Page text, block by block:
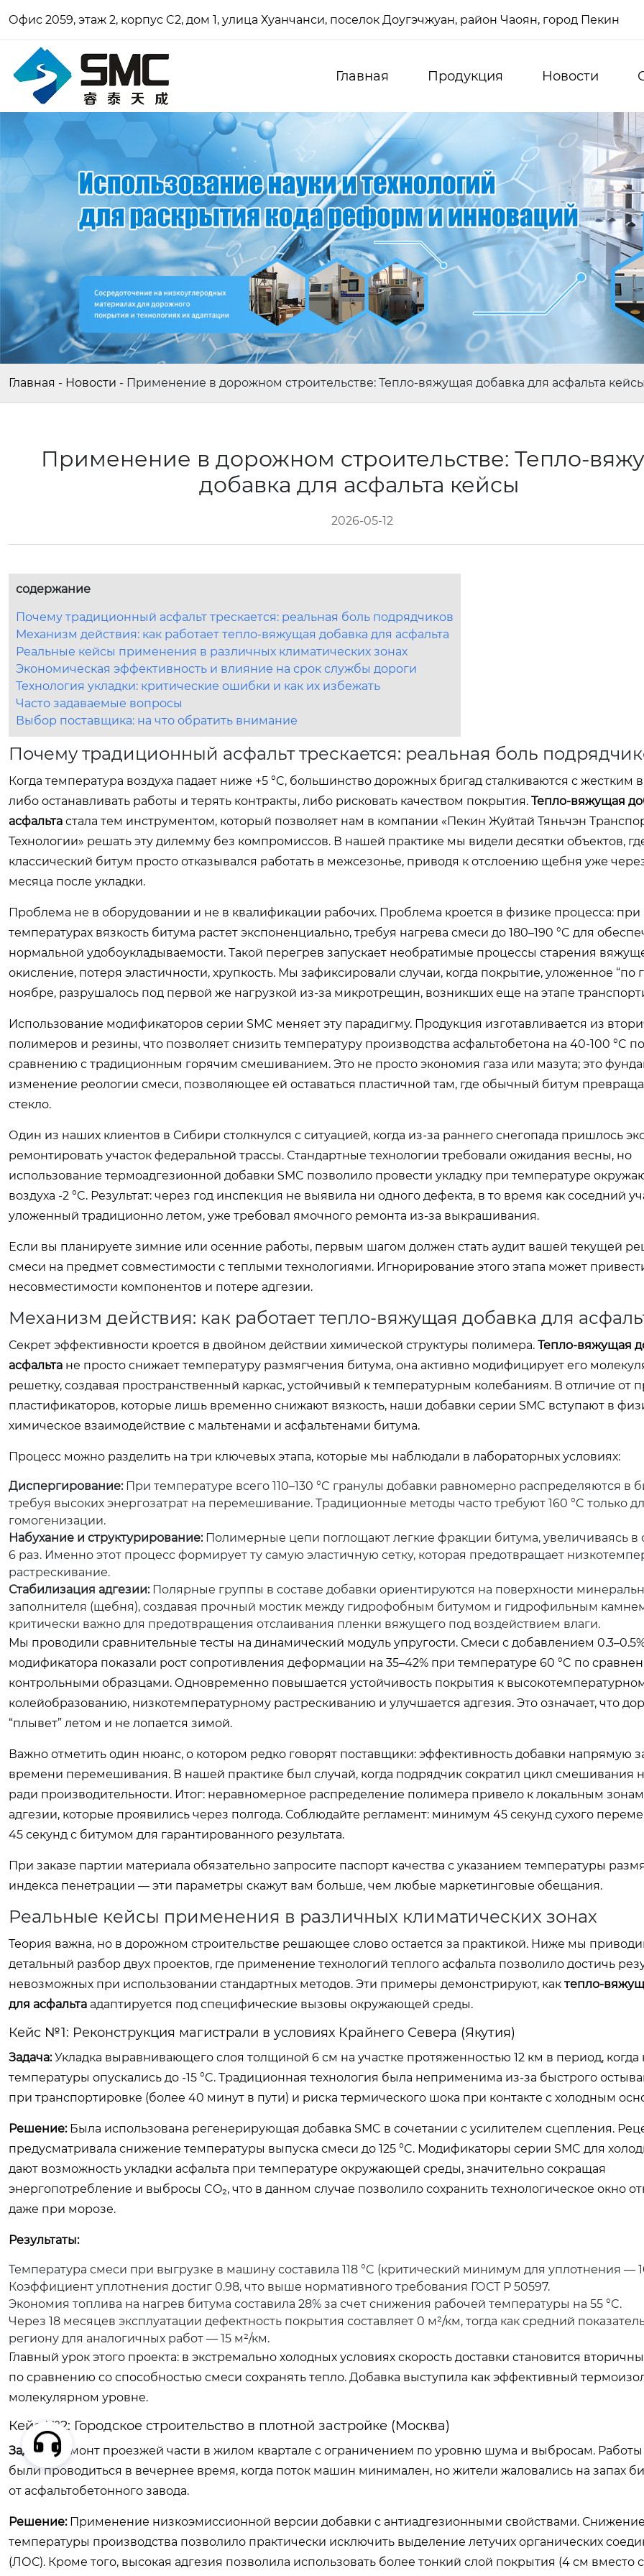
Офис 2059, этаж 2, корпус C2, дом 1, улица Хуанчанси, поселок Доугэчжуан, район Чаоян, город Пекин
Главная Продукция Новости
Главная - Новости - Применение в дорожном строительстве: Тепло-вяжущая добавка для асфальта кейсы
Применение в дорожном строительстве: Тепло-
добавка для асфальта кейсы
2026-05-12
содержание
Почему традиционный асфальт трескается: реальная боль подрядчиков
Механизм действия: как работает тепло-вяжущая добавка для асфальта
Реальные кейсы применения в различных климатических зонах
Экономическая эффективность и влияние на срок службы дороги
Технология укладки: критические ошибки и как их избежать
Часто задаваемые вопросы
Выбор поставщика: на что обратить внимание
Почему традиционный асфальт трескается: реальная боль
Когда температура воздуха падает ниже +5 °C, большинство дорожных бригад сталкиваются с жестким
либо останавливать работы и терять контракты, либо рисковать качеством покрытия. Тепло-вяжущая
асфальта стала тем инструментом, который позволяет нам в компании «Пекин Жуйтай Тяньчэн
Технологии» решать эту дилемму без компромиссов. В нашей практике мы видели десятки объектов,
классический битум просто отказывался работать в межсезонье, приводя к отслоению щебня уже
месяца после укладки.
Проблема не в оборудовании и не в квалификации рабочих. Проблема кроется в физике процесса: при
температурах вязкость битума растет экспоненциально, требуя нагрева смеси до 180–190 °C для
нормальной удобоукладываемости. Такой перегрев запускает необратимые процессы старения
окисление, потеря эластичности, хрупкость. Мы зафиксировали случаи, когда покрытие, уложенное “по
ноябре, разрушалось под первой же нагрузкой из-за микротрещин, возникших еще на этапе
Использование модификаторов серии SMC меняет эту парадигму. Продукция изготавливается из
полимеров и резины, что позволяет снизить температуру производства асфальтобетона на 40-100 °C по
сравнению с традиционным горячим смешиванием. Это не просто экономия газа или мазута; это
изменение реологии смеси, позволяющее ей оставаться пластичной там, где обычный битум
стекло.
Один из наших клиентов в Сибири столкнулся с ситуацией, когда из-за раннего снегопада пришлось
ремонтировать участок федеральной трассы. Стандартные технологии требовали ожидания весны, но
использование термоадгезионной добавки SMC позволило провести укладку при температуре
воздуха -2 °C. Результат: через год инспекция не выявила ни одного дефекта, в то время как соседний
уложенный традиционно летом, уже требовал ямочного ремонта из-за выкрашивания.
Если вы планируете зимние или осенние работы, первым шагом должен стать аудит вашей текущей
смеси на предмет совместимости с теплыми технологиями. Игнорирование этого этапа может
несовместимости компонентов и потере адгезии.
Механизм действия: как работает тепло-вяжущая добавка для
Секрет эффективности кроется в двойном действии химической структуры полимера. Тепло-вяжущая
асфальта не просто снижает температуру размягчения битума, она активно модифицирует его
решетку, создавая пространственный каркас, устойчивый к температурным колебаниям. В отличие от
пластификаторов, которые лишь временно снижают вязкость, наши добавки серии SMC вступают в
химическое взаимодействие с мальтенами и асфальтенами битума.
Процесс можно разделить на три ключевых этапа, которые мы наблюдали в лабораторных условиях:
Диспергирование:При температуре всего 110–130 °C гранулы добавки равномерно распределяются в
требуя высоких энергозатрат на перемешивание. Традиционные методы часто требуют 160 °C только
гомогенизации.
Набухание и структурирование:Полимерные цепи поглощают легкие фракции битума, увеличиваясь в
6 раз. Именно этот процесс формирует ту самую эластичную сетку, которая предотвращает
растрескивание.
Стабилизация адгезии:Полярные группы в составе добавки ориентируются на поверхности
заполнителя (щебня), создавая прочный мостик между гидрофобным битумом и гидрофильным
критически важно для предотвращения отслаивания пленки вяжущего под воздействием влаги.
Мы проводили сравнительные тесты на динамический модуль упругости. Смеси с добавлением
модификатора показали рост сопротивления деформации на 35–42% при температуре 60 °C по
контрольными образцами. Одновременно повышается устойчивость покрытия к
колейобразованию, низкотемпературному растрескиванию и улучшается адгезия. Это означает, что
“плывет” летом и не лопается зимой.
Важно отметить один нюанс, о котором редко говорят поставщики: эффективность добавки напрямую
времени перемешивания. В нашей практике был случай, когда подрядчик сократил цикл смешивания
ради производительности. Итог: неравномерное распределение полимера привело к локальным
адгезии, которые проявились через полгода. Соблюдайте регламент: минимум 45 секунд сухого
45 секунд с битумом для гарантированного результата.
При заказе партии материала обязательно запросите паспорт качества с указанием температуры
индекса пенетрации — эти параметры скажут вам больше, чем любые маркетинговые обещания.
Реальные кейсы применения в различных климатических зонах
Теория важна, но в дорожном строительстве решающее слово остается за практикой. Ниже мы
детальный разбор двух проектов, где применение технологий теплого асфальта позволило достичь
невозможных при использовании стандартных методов. Эти примеры демонстрируют, как тепло-
для асфальта адаптируется под специфические вызовы окружающей среды.
Кейс №1: Реконструкция магистрали в условиях Крайнего Севера (Якутия)
Задача:Укладка выравнивающего слоя толщиной 6 см на участке протяженностью 12 км в период,
температуры опускались до -15 °C. Традиционная технология была неприменима из-за быстрого
при транспортировке (более 40 минут в пути) и риска термического шока при контакте с холодным
Решение:Была использована регенерирующая добавка SMC в сочетании с усилителем сцепления.
предусматривала снижение температуры выпуска смеси до 125 °C. Модификаторы серии SMC для
дают возможность укладки асфальта при температуре окружающей среды, значительно сокращая
энергопотребление и выбросы CO₂, что в данном случае позволило сохранить технологическое окно
даже при морозе.
Результаты:
Температура смеси при выгрузке в машину составила 118 °C (критический минимум для уплотнения —
Коэффициент уплотнения достиг 0.98, что выше нормативного требования ГОСТ Р 50597.
Экономия топлива на нагрев битума составила 28% за счет снижения рабочей температуры на 55 °C.
Через 18 месяцев эксплуатации дефектность покрытия составляет 0 м²/км, тогда как средний
региону для аналогичных работ — 15 м²/км.
Главный урок этого проекта: в экстремально холодных условиях скорость доставки становится
по сравнению со способностью смеси сохранять тепло. Добавка выступила как эффективный
молекулярном уровне.
Кейс №2: Городское строительство в плотной застройке (Москва)
Задача:Ремонт проезжей части в жилом квартале с ограничением по уровню шума и выбросам.
были проводиться в вечернее время, когда поток машин минимален, но жители жаловались на запах
от асфальтобетонного завода.
Решение:Применение низкоэмиссионной версии добавки с антиадгезионными свойствами. Снижение
температуры производства позволило практически исключить выделение летучих органических
(ЛОС). Кроме того, высокая адгезия позволила использовать более тонкий слой покрытия (4 см вместо